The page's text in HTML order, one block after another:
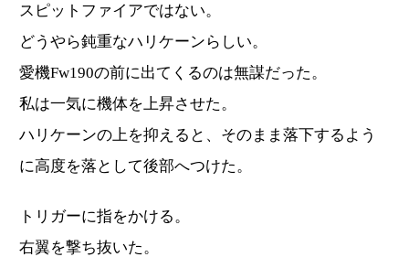
スピットファイアではない。
どうやら鈍重なハリケーンらしい。
愛機Fw190の前に出てくるのは無謀だった。
私は一気に機体を上昇させた。
ハリケーンの上を抑えると、そのまま落下するよう
に高度を落として後部へつけた。
トリガーに指をかける。
右翼を撃ち抜いた。